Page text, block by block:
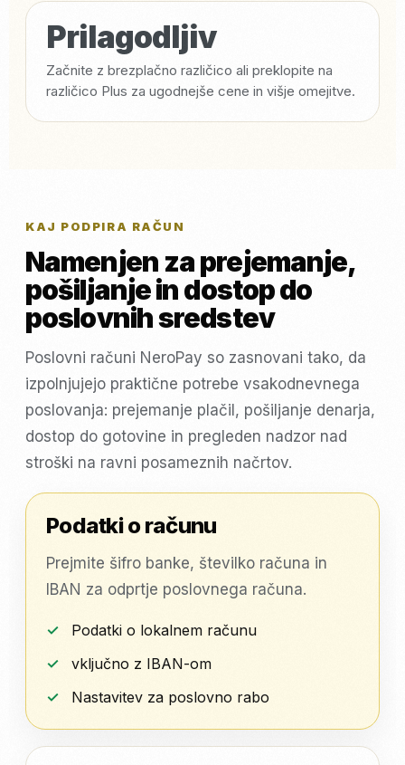
Prilagodljiv
Začnite z brezplačno različico ali preklopite na
različico Plus za ugodnejše cene in višje omejitve.
KAJ PODPIRA RAČUN
Namenjen za prejemanje,
pošiljanje in dostop do
poslovnih sredstev
Poslovni računi NeroPay so zasnovani tako, da
izpolnjujejo praktične potrebe vsakodnevnega
poslovanja: prejemanje plačil, pošiljanje denarja,
dostop do gotovine in pregleden nadzor nad
stroški na ravni posameznih načrtov.
Podatki o računu
Prejmite šifro banke, številko računa in
IBAN za odprtje poslovnega računa.
Podatki o lokalnem računu
vključno z IBAN-om
Nastavitev za poslovno rabo